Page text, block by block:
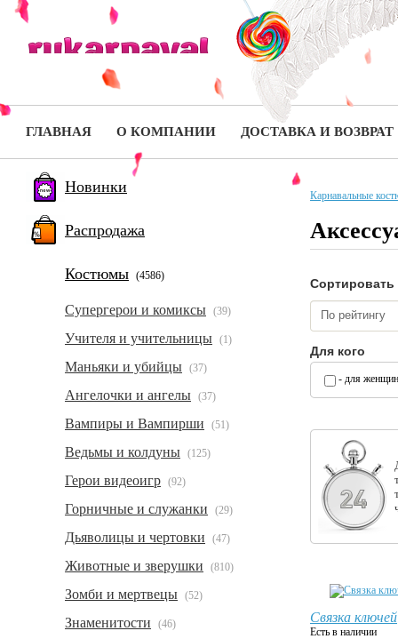
ГЛАВНАЯ О КОМПАНИИ ДОСТАВКА И ВОЗВРАТ
Новинки
Распродажа
Костюмы (4586)
Супергерои и комиксы (39)
Учителя и учительницы (1)
Маньяки и убийцы (37)
Ангелочки и ангелы (37)
Вампиры и Вампирши (51)
Ведьмы и колдуны (125)
Герои видеоигр (92)
Горничные и служанки (29)
Дьяволицы и чертовки (47)
Животные и зверушки (810)
Зомби и мертвецы (52)
Знаменитости (46)
Карнавальные
Сортировать
По рейтингу
Для кого
- для женщин
Связка ключей
Есть в наличии